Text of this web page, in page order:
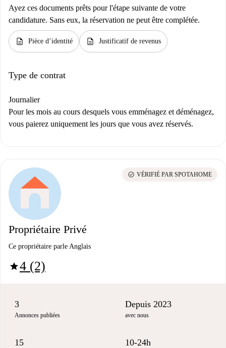
Ayez ces documents prêts pour l'étape suivante de votre
candidature. Sans eux, la réservation ne peut être complétée.
description Pièce d’identité description Justificatif de revenus
Type de contrat
Journalier
Pour les mois au cours desquels vous emménagez et déménagez,
vous paierez uniquement les jours que vous avez réservés.
Propriétaire Privé
Ce propriétaire parle Anglais
star4 (2)
check_circle VÉRIFIÉ PAR SPOTAHOME
3
Annonces publiées
Depuis 2023
avec nous
15 10-24h